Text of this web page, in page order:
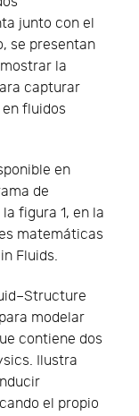
junto con el
se presentan
la
capturar
fluidos
en
de
figura 1, en la
matemáticas
Fluids.
modelar
contiene dos
Ilustra
el propio